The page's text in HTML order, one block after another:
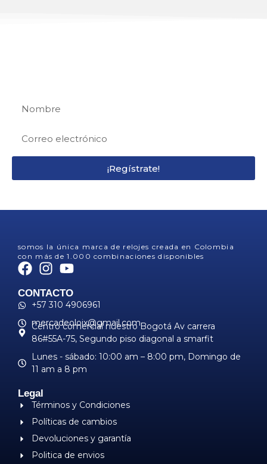
¡Regístrate!
somos la única marca de relojes creada en Colombia
con más de 1.000 combinaciones disponibles
CONTACTO
+57 310 4906961
mercadeoloix@gmail.com
Centro comercial nuestro Bogotá Av carrera
86#55A-75, Segundo piso diagonal a smarfit
Lunes - sábado: 10:00 am – 8:00 pm, ​Domingo de
11 am a 8 pm
Legal
Términos y Condiciones
Políticas de cambios
Devoluciones y garantía
Politica de envios